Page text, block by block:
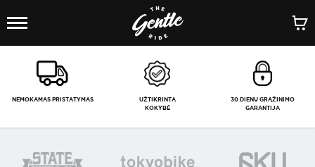
1/-
NEMOKAMAS PRISTATYMAS
UŽTIKRINTA
KOKYBĖ
30 DIENŲ GRĄŽINIMO
GARANTIJA